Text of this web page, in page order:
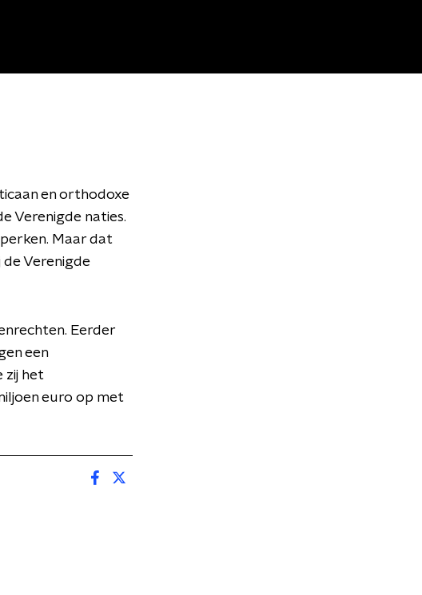
en orthodoxe
Verenigde naties.
Maar dat
Verenigde
Eerder
een
zij het
euro op met